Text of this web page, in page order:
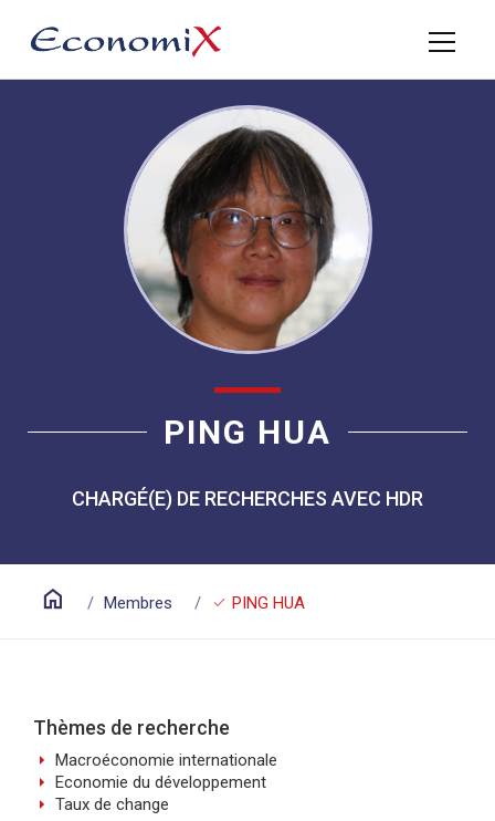
PING HUA
CHARGÉ(E) DE RECHERCHES AVEC HDR
home Membres check PING HUA
Thèmes de recherche
arrow_right Macroéconomie internationale
arrow_right Economie du développement
arrow_right Taux de change